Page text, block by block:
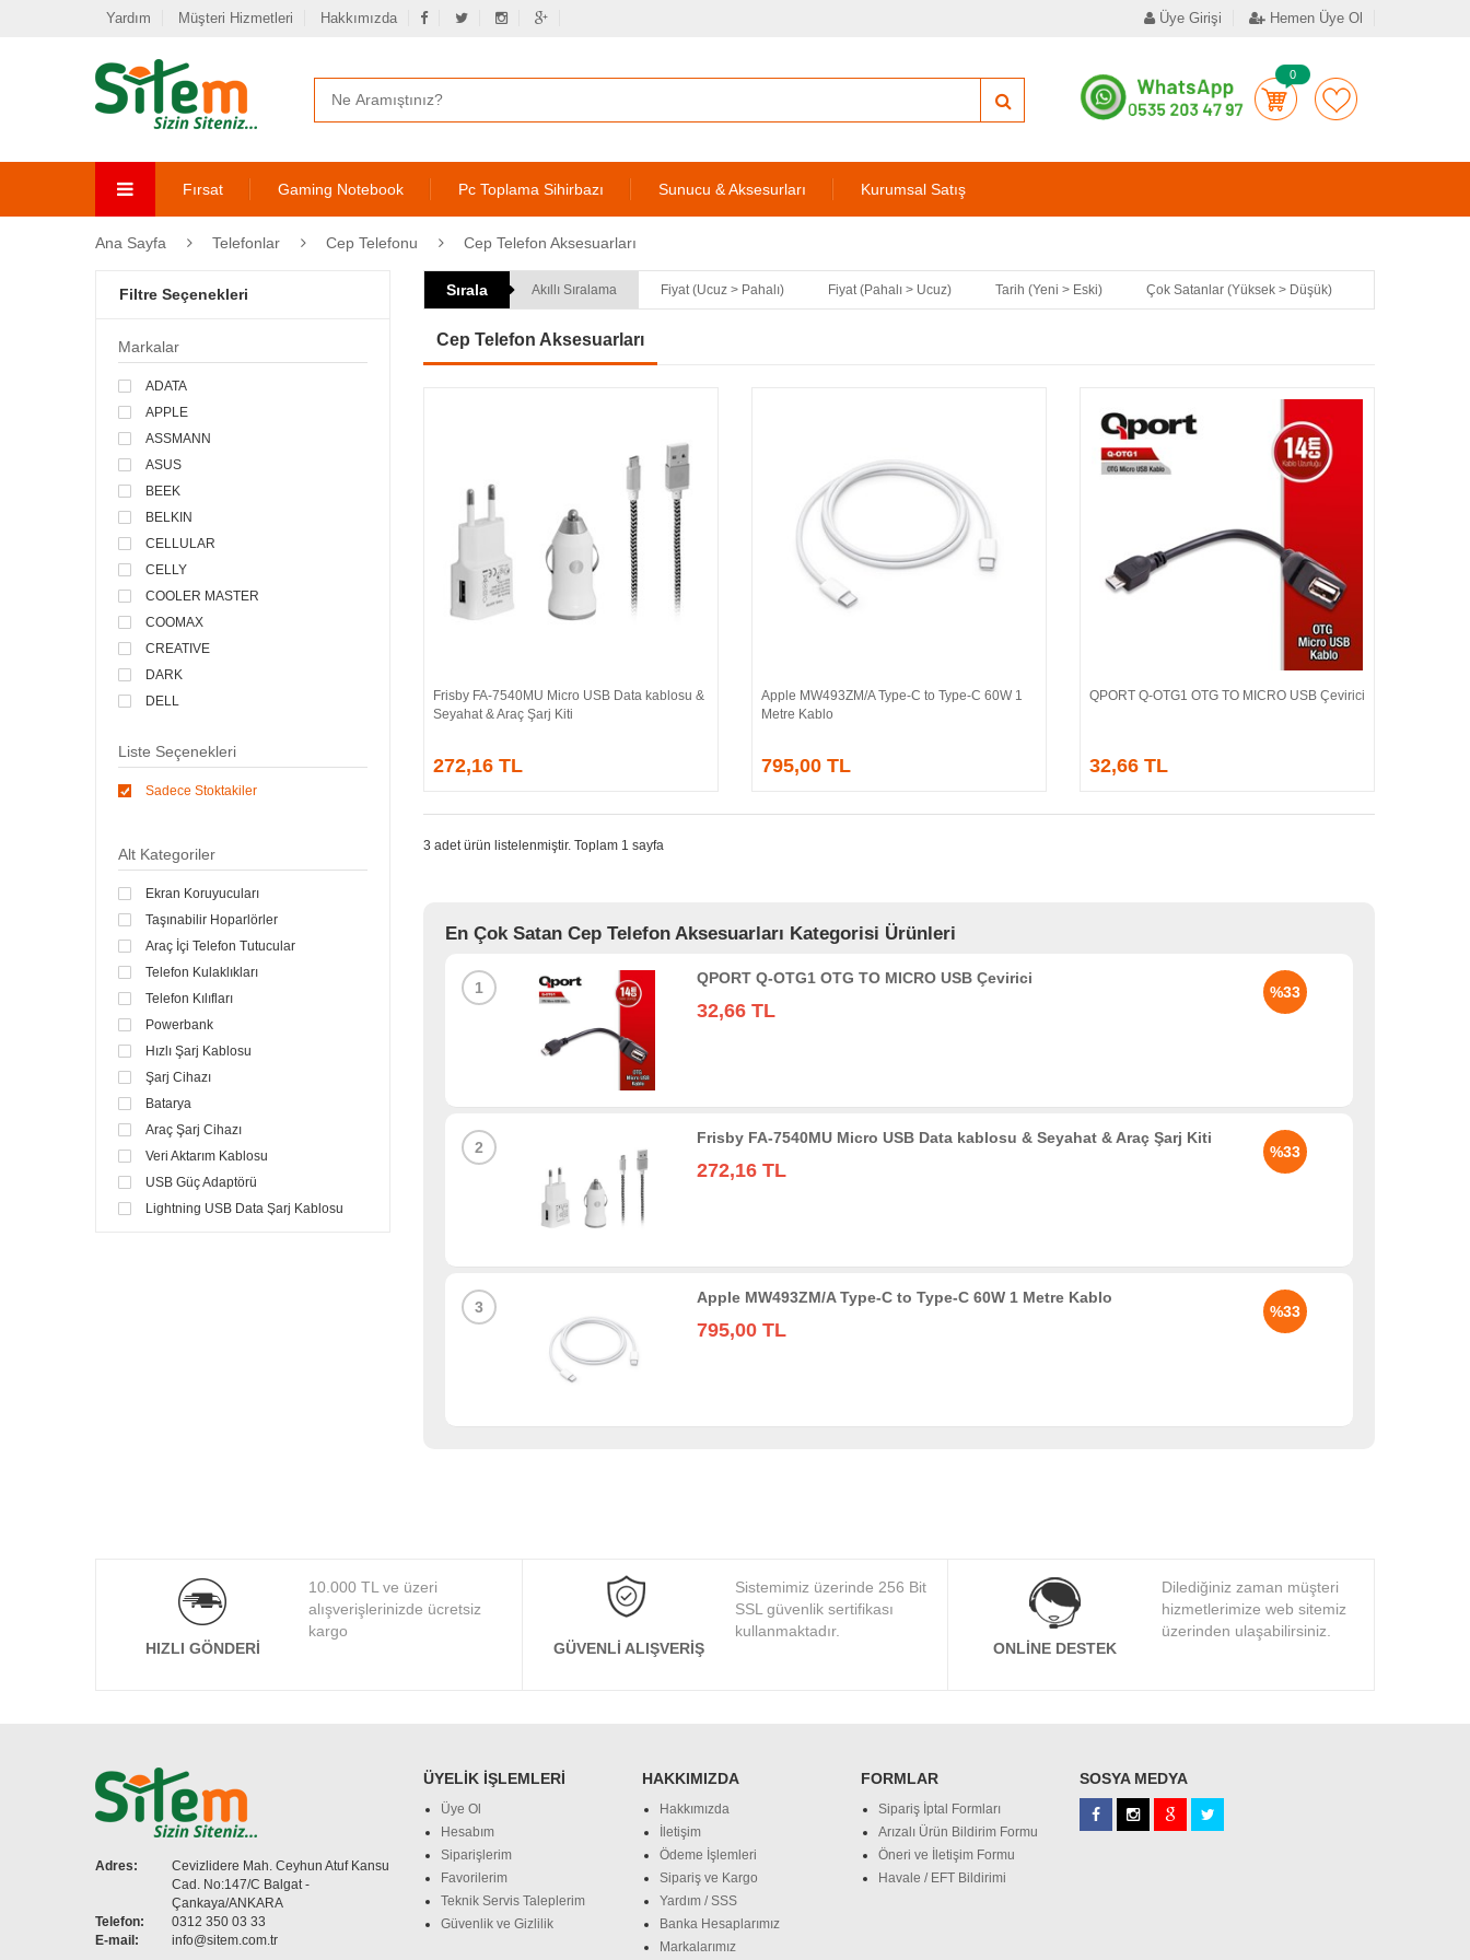
Yardım Müşteri Hizmetleri Hakkımızda Üye Girişi Hemen Üye Ol
0
Fırsat Gaming Notebook Pc Toplama Sihirbazı Sunucu & Aksesurları Kurumsal Satış
Ana Sayfa Telefonlar Cep Telefonu Cep Telefon Aksesuarları
Filtre Seçenekleri
Markalar
ADATA
APPLE
ASSMANN
ASUS
BEEK
BELKIN
CELLULAR
CELLY
COOLER MASTER
COOMAX
CREATIVE
DARK
DELL
DOOLIKE
HADRON
HUAWEI
HYTECH
JOYROOM
LENOVO
LG
MIRAX
PHILIPS
PRODA
QPORT
RAVPOWER
SAMSUNG
S-LINK
SNOPY
Liste Seçenekleri
Sadece Stoktakiler
Alt Kategoriler
Ekran Koruyucuları
Taşınabilir Hoparlörler
Araç İçi Telefon Tutucular
Telefon Kulaklıkları
Telefon Kılıfları
Powerbank
Hızlı Şarj Kablosu
Şarj Cihazı
Batarya
Araç Şarj Cihazı
Veri Aktarım Kablosu
USB Güç Adaptörü
Lightning USB Data Şarj Kablosu
Sırala Akıllı Sıralama Fiyat (Ucuz > Pahalı) Fiyat (Pahalı > Ucuz) Tarih (Yeni > Eski) Çok Satanlar (Yüksek > Düşük)
Cep Telefon Aksesuarları
Sepete Ekle
Frisby FA-7540MU Micro USB Data kablosu &
Seyahat & Araç Şarj Kiti
272,16 TL
Sepete Ekle
Apple MW493ZM/A Type-C to Type-C 60W 1
Metre Kablo
795,00 TL
Sepete Ekle
QPORT Q-OTG1 OTG TO MICRO USB Çevirici
32,66 TL
3 adet ürün listelenmiştir. Toplam 1 sayfa
En Çok Satan Cep Telefon Aksesuarları Kategorisi Ürünleri
1
QPORT Q-OTG1 OTG TO MICRO USB Çevirici
32,66 TL
%33
2
Frisby FA-7540MU Micro USB Data kablosu & Seyahat & Araç Şarj Kiti
272,16 TL
%33
3
Apple MW493ZM/A Type-C to Type-C 60W 1 Metre Kablo
795,00 TL
%33
HIZLI GÖNDERI
10.000 TL ve üzeri
alışverişlerinizde ücretsiz
kargo
GÜVENLI ALIŞVERIŞ
Sistemimiz üzerinde 256 Bit
SSL güvenlik sertifikası
kullanmaktadır.
ONLINE DESTEK
Dilediğiniz zaman müşteri
hizmetlerimize web sitemiz
üzerinden ulaşabilirsiniz.
Adres:
Cevizlidere Mah. Ceyhun Atuf Kansu
Cad. No:147/C Balgat -
Çankaya/ANKARA
Telefon:
0312 350 03 33
E-mail:
info@sitem.com.tr
ÜYELIK İŞLEMLERI
Üye Ol
Hesabım
Siparişlerim
Favorilerim
Teknik Servis Taleplerim
Güvenlik ve Gizlilik
HAKKIMIZDA
Hakkımızda
İletişim
Ödeme İşlemleri
Sipariş ve Kargo
Yardım / SSS
Banka Hesaplarımız
Markalarımız
FORMLAR
Sipariş İptal Formları
Arızalı Ürün Bildirim Formu
Öneri ve İletişim Formu
Havale / EFT Bildirimi
SOSYA MEDYA